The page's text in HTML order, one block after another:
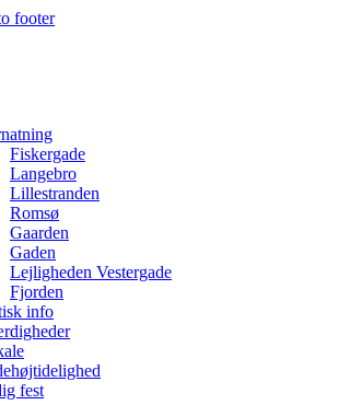
footer
Fiskergade
Langebro
Lillestranden
Romsø
Gaarden
Gaden
Lejligheden Vestergade
Fjorden
info
fest